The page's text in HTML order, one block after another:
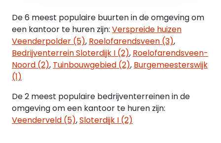
Zekerheidstelling
Bij ondertekening van de huurovereenkomst zal
huurder een bankgarantie stellen of waarborgsom
storten ter grootte van een bruto
betalingsverplichting van drie maanden huur.
Huurcontract
Model ROZ (Raad voor Onroerende Zaken).
De 6 meest populaire buurten in de omgeving om
een kantoor te huren zijn: Verspreide huizen
Veenderpolder (5), Roelofarendsveen (3),
Bedrijventerrein Sloterdijk I (2), Roelofarendsveen-
Noord (2), Tuinbouwgebied (2), Burgemeesterswijk
(1)
De 2 meest populaire bedrijventerreinen in de
omgeving om een kantoor te huren zijn:
Veenderveld (5),Sloterdijk I (2)